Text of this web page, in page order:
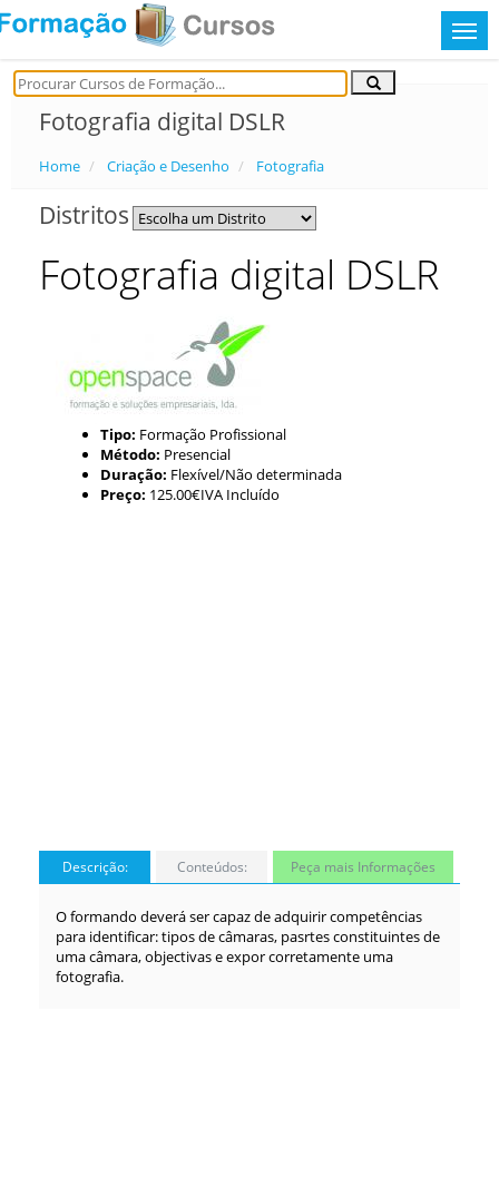
Fotografia digital DSLR
Home Criação e Desenho Fotografia
Distritos
Fotografia digital DSLR
Tipo: Formação Profissional
Método: Presencial
Duração: Flexível/Não determinada
Preço: 125.00€IVA Incluído
Descrição: Conteúdos: Peça mais Informações
O formando deverá ser capaz de adquirir competências
para identificar: tipos de câmaras, pasrtes constituintes de
uma câmara, objectivas e expor corretamente uma
fotografia.